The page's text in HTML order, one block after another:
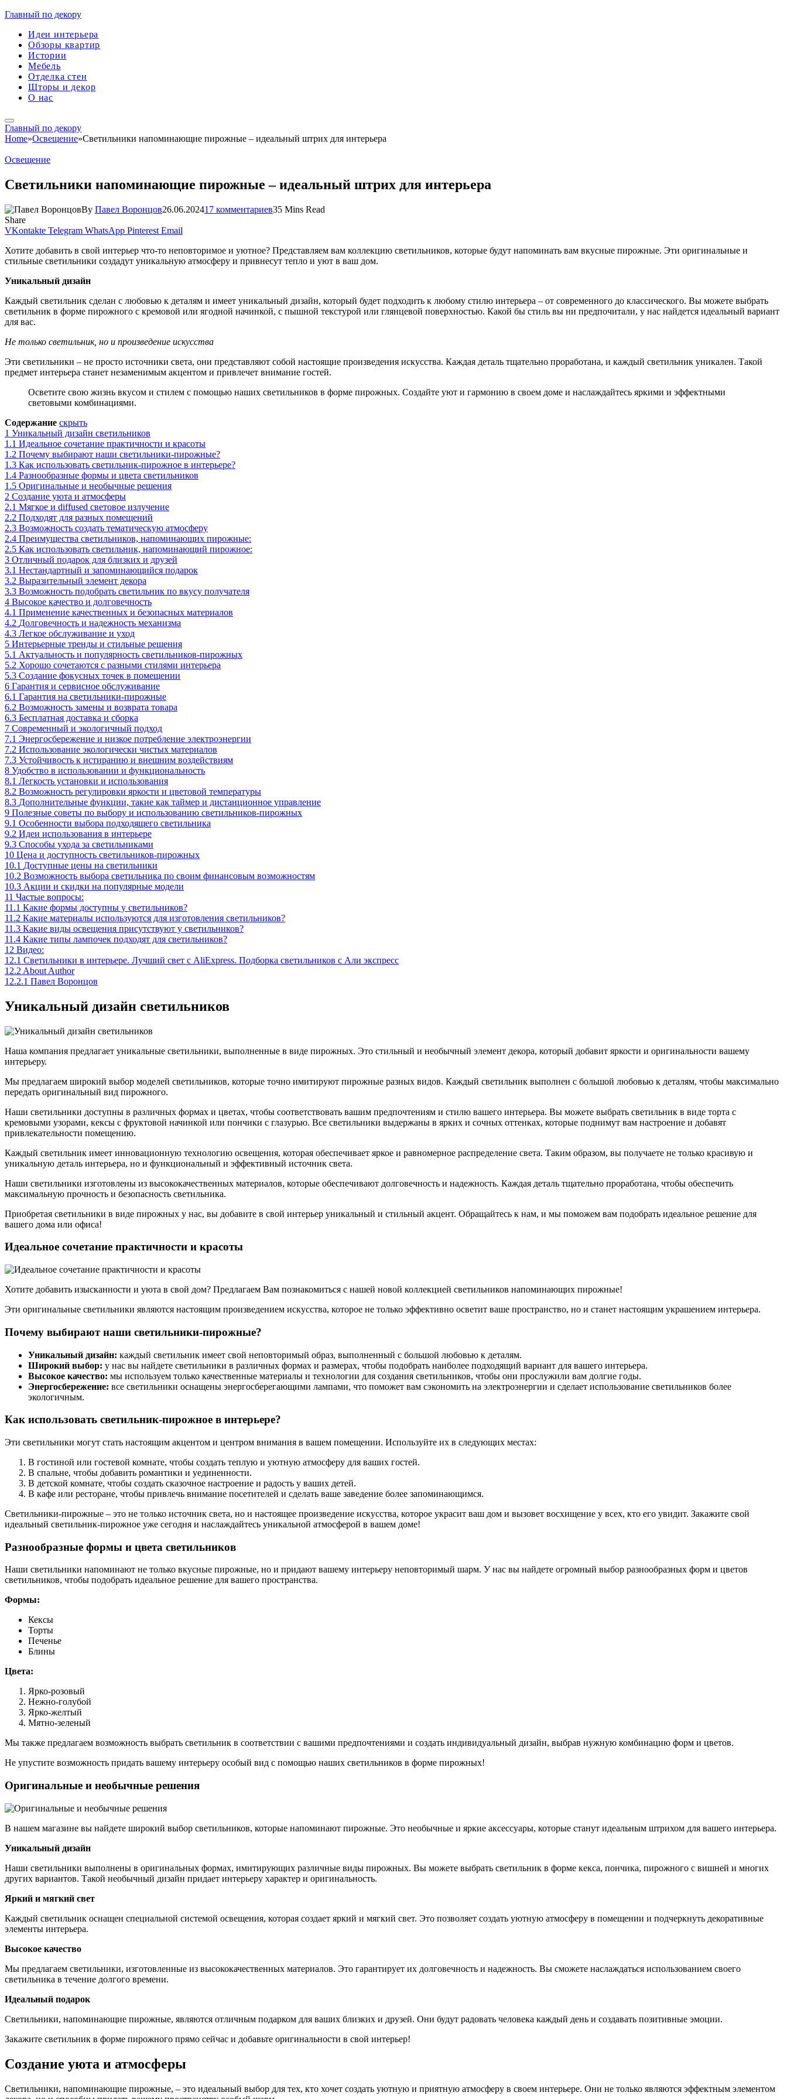
Главный по декору
Идеи интерьера
Обзоры квартир
Истории
Мебель
Отделка стен
Шторы и декор
О нас
Главный по декору
Home»Освещение»Светильники напоминающие пирожные – идеальный штрих для интерьера
Освещение
Светильники напоминающие пирожные – идеальный штрих для интерьера
By Павел Воронцов26.06.202417 комментариев35 Mins Read
Share
VKontakte Telegram WhatsApp Pinterest Email
Хотите добавить в свой интерьер что-то неповторимое и уютное? Представляем вам коллекцию светильников, которые будут напоминать вам вкусные пирожные. Эти оригинальные и
стильные светильники создадут уникальную атмосферу и привнесут тепло и уют в ваш дом.
Уникальный дизайн
Каждый светильник сделан с любовью к деталям и имеет уникальный дизайн, который будет подходить к любому стилю интерьера – от современного до классического. Вы можете выбрать
светильник в форме пирожного с кремовой или ягодной начинкой, с пышной текстурой или глянцевой поверхностью. Какой бы стиль вы ни предпочитали, у нас найдется идеальный вариант
для вас.
Не только светильник, но и произведение искусства
Эти светильники – не просто источники света, они представляют собой настоящие произведения искусства. Каждая деталь тщательно проработана, и каждый светильник уникален. Такой
предмет интерьера станет незаменимым акцентом и привлечет внимание гостей.
Осветите свою жизнь вкусом и стилем с помощью наших светильников в форме пирожных. Создайте уют и гармонию в своем доме и наслаждайтесь яркими и эффектными
световыми комбинациями.
Содержание скрыть
1 Уникальный дизайн светильников
1.1 Идеальное сочетание практичности и красоты
1.2 Почему выбирают наши светильники-пирожные?
1.3 Как использовать светильник-пирожное в интерьере?
1.4 Разнообразные формы и цвета светильников
1.5 Оригинальные и необычные решения
2 Создание уюта и атмосферы
2.1 Мягкое и diffused световое излучение
2.2 Подходят для разных помещений
2.3 Возможность создать тематическую атмосферу
2.4 Преимущества светильников, напоминающих пирожные:
2.5 Как использовать светильник, напоминающий пирожное:
3 Отличный подарок для близких и друзей
3.1 Нестандартный и запоминающийся подарок
3.2 Выразительный элемент декора
3.3 Возможность подобрать светильник по вкусу получателя
4 Высокое качество и долговечность
4.1 Применение качественных и безопасных материалов
4.2 Долговечность и надежность механизма
4.3 Легкое обслуживание и уход
5 Интерьерные тренды и стильные решения
5.1 Актуальность и популярность светильников-пирожных
5.2 Хорошо сочетаются с разными стилями интерьера
5.3 Создание фокусных точек в помещении
6 Гарантия и сервисное обслуживание
6.1 Гарантия на светильники-пирожные
6.2 Возможность замены и возврата товара
6.3 Бесплатная доставка и сборка
7 Современный и экологичный подход
7.1 Энергосбережение и низкое потребление электроэнергии
7.2 Использование экологически чистых материалов
7.3 Устойчивость к истиранию и внешним воздействиям
8 Удобство в использовании и функциональность
8.1 Легкость установки и использования
8.2 Возможность регулировки яркости и цветовой температуры
8.3 Дополнительные функции, такие как таймер и дистанционное управление
9 Полезные советы по выбору и использованию светильников-пирожных
9.1 Особенности выбора подходящего светильника
9.2 Идеи использования в интерьере
9.3 Способы ухода за светильниками
10 Цена и доступность светильников-пирожных
10.1 Доступные цены на светильники
10.2 Возможность выбора светильника по своим финансовым возможностям
10.3 Акции и скидки на популярные модели
11 Частые вопросы:
11.1 Какие формы доступны у светильников?
11.2 Какие материалы используются для изготовления светильников?
11.3 Какие виды освещения присутствуют у светильников?
11.4 Какие типы лампочек подходят для светильников?
12 Видео:
12.1 Светильники в интерьере. Лучший свет с AliExpress. Подборка светильников с Али экспресс
12.2 About Author
12.2.1 Павел Воронцов
Уникальный дизайн светильников
Наша компания предлагает уникальные светильники, выполненные в виде пирожных. Это стильный и необычный элемент декора, который добавит яркости и оригинальности вашему
интерьеру.
Мы предлагаем широкий выбор моделей светильников, которые точно имитируют пирожные разных видов. Каждый светильник выполнен с большой любовью к деталям, чтобы максимально
передать оригинальный вид пирожного.
Наши светильники доступны в различных формах и цветах, чтобы соответствовать вашим предпочтениям и стилю вашего интерьера. Вы можете выбрать светильник в виде торта с
кремовыми узорами, кексы с фруктовой начинкой или пончики с глазурью. Все светильники выдержаны в ярких и сочных оттенках, которые поднимут вам настроение и добавят
привлекательности помещению.
Каждый светильник имеет инновационную технологию освещения, которая обеспечивает яркое и равномерное распределение света. Таким образом, вы получаете не только красивую и
уникальную деталь интерьера, но и функциональный и эффективный источник света.
Наши светильники изготовлены из высококачественных материалов, которые обеспечивают долговечность и надежность. Каждая деталь тщательно проработана, чтобы обеспечить
максимальную прочность и безопасность светильника.
Приобретая светильники в виде пирожных у нас, вы добавите в свой интерьер уникальный и стильный акцент. Обращайтесь к нам, и мы поможем вам подобрать идеальное решение для
вашего дома или офиса!
Идеальное сочетание практичности и красоты
Хотите добавить изысканности и уюта в свой дом? Предлагаем Вам познакомиться с нашей новой коллекцией светильников напоминающих пирожные!
Эти оригинальные светильники являются настоящим произведением искусства, которое не только эффективно осветит ваше пространство, но и станет настоящим украшением интерьера.
Почему выбирают наши светильники-пирожные?
Уникальный дизайн: каждый светильник имеет свой неповторимый образ, выполненный с большой любовью к деталям.
Широкий выбор: у нас вы найдете светильники в различных формах и размерах, чтобы подобрать наиболее подходящий вариант для вашего интерьера.
Высокое качество: мы используем только качественные материалы и технологии для создания светильников, чтобы они прослужили вам долгие годы.
Энергосбережение: все светильники оснащены энергосберегающими лампами, что поможет вам сэкономить на электроэнергии и сделает использование светильников более
экологичным.
Как использовать светильник-пирожное в интерьере?
Эти светильники могут стать настоящим акцентом и центром внимания в вашем помещении. Используйте их в следующих местах:
В гостиной или гостевой комнате, чтобы создать теплую и уютную атмосферу для ваших гостей.
В спальне, чтобы добавить романтики и уединенности.
В детской комнате, чтобы создать сказочное настроение и радость у ваших детей.
В кафе или ресторане, чтобы привлечь внимание посетителей и сделать ваше заведение более запоминающимся.
Светильники-пирожные – это не только источник света, но и настоящее произведение искусства, которое украсит ваш дом и вызовет восхищение у всех, кто его увидит. Закажите свой
идеальный светильник-пирожное уже сегодня и наслаждайтесь уникальной атмосферой в вашем доме!
Разнообразные формы и цвета светильников
Наши светильники напоминают не только вкусные пирожные, но и придают вашему интерьеру неповторимый шарм. У нас вы найдете огромный выбор разнообразных форм и цветов
светильников, чтобы подобрать идеальное решение для вашего пространства.
Формы:
Кексы
Торты
Печенье
Блины
Цвета:
Ярко-розовый
Нежно-голубой
Ярко-желтый
Мятно-зеленый
Мы также предлагаем возможность выбрать светильник в соответствии с вашими предпочтениями и создать индивидуальный дизайн, выбрав нужную комбинацию форм и цветов.
Не упустите возможность придать вашему интерьеру особый вид с помощью наших светильников в форме пирожных!
Оригинальные и необычные решения
В нашем магазине вы найдете широкий выбор светильников, которые напоминают пирожные. Это необычные и яркие аксессуары, которые станут идеальным штрихом для вашего интерьера.
Уникальный дизайн
Наши светильники выполнены в оригинальных формах, имитирующих различные виды пирожных. Вы можете выбрать светильник в форме кекса, пончика, пирожного с вишней и многих
других вариантов. Такой необычный дизайн придает интерьеру характер и оригинальность.
Яркий и мягкий свет
Каждый светильник оснащен специальной системой освещения, которая создает яркий и мягкий свет. Это позволяет создать уютную атмосферу в помещении и подчеркнуть декоративные
элементы интерьера.
Высокое качество
Мы предлагаем светильники, изготовленные из высококачественных материалов. Это гарантирует их долговечность и надежность. Вы сможете наслаждаться использованием своего
светильника в течение долгого времени.
Идеальный подарок
Светильники, напоминающие пирожные, являются отличным подарком для ваших близких и друзей. Они будут радовать человека каждый день и создавать позитивные эмоции.
Закажите светильник в форме пирожного прямо сейчас и добавьте оригинальности в свой интерьер!
Создание уюта и атмосферы
Светильники, напоминающие пирожные, – это идеальный выбор для тех, кто хочет создать уютную и приятную атмосферу в своем интерьере. Они не только являются эффектным элементом